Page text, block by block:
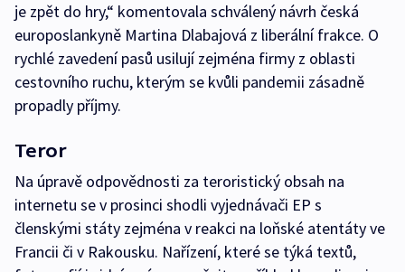
je zpět do hry,“ komentovala schválený návrh česká
europoslankyně Martina Dlabajová z liberální frakce. O
rychlé zavedení pasů usilují zejména firmy z oblasti
cestovního ruchu, kterým se kvůli pandemii zásadně
propadly příjmy.
Teror
Na úpravě odpovědnosti za teroristický obsah na
internetu se v prosinci shodli vyjednávači EP s
členskými státy zejména v reakci na loňské atentáty ve
Francii či v Rakousku. Nařízení, které se týká textů,